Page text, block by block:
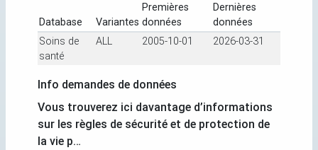
Database Variantes
Premières
données
Dernières
données
Soins de
santé
ALL 2005-10-01 2026-03-31
Info demandes de données
Vous trouverez ici davantage d’informations
sur les règles de sécurité et de protection de
la vie p…